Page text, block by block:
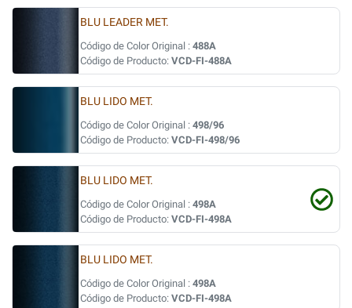
BLU LEADER MET.
Código de Color Original : 488A
Código de Producto: VCD-FI-488A
BLU LIDO MET.
Código de Color Original : 498/96
Código de Producto: VCD-FI-498/96
BLU LIDO MET.
Código de Color Original : 498A
Código de Producto: VCD-FI-498A
BLU LIDO MET.
Código de Color Original : 498A
Código de Producto: VCD-FI-498A